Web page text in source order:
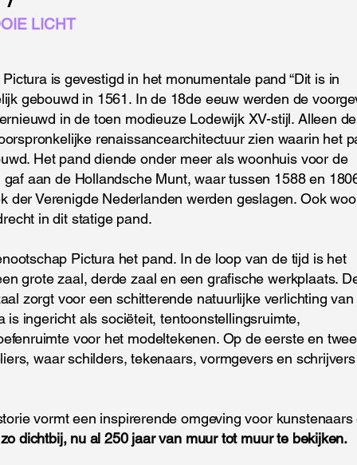
LICHT
is gevestigd in het monumentale pand “Dit is in
gebouwd in 1561. In de 18de eeuw werden de
in de toen modieuze Lodewijk XV-stijl. Alleen de
renaissancearchitectuur zien waarin het
Het pand diende onder meer als woonhuis voor de
aan de Hollandsche Munt, waar tussen 1588 en
der Verenigde Nederlanden werden geslagen. Ook
in dit statige pand.
Pictura het pand. In de loop van de tijd is het
grote zaal, derde zaal en een grafische werkplaats.
zorgt voor een schitterende natuurlijke verlichting van
is ingericht als sociëteit, tentoonstellingsruimte,
voor het modeltekenen. Op de eerste en
waar schilders, tekenaars, vormgevers en
vormt een inspirerende omgeving voor kunstenaars
dichtbij, nu al 250 jaar van muur tot muur te bekijken.